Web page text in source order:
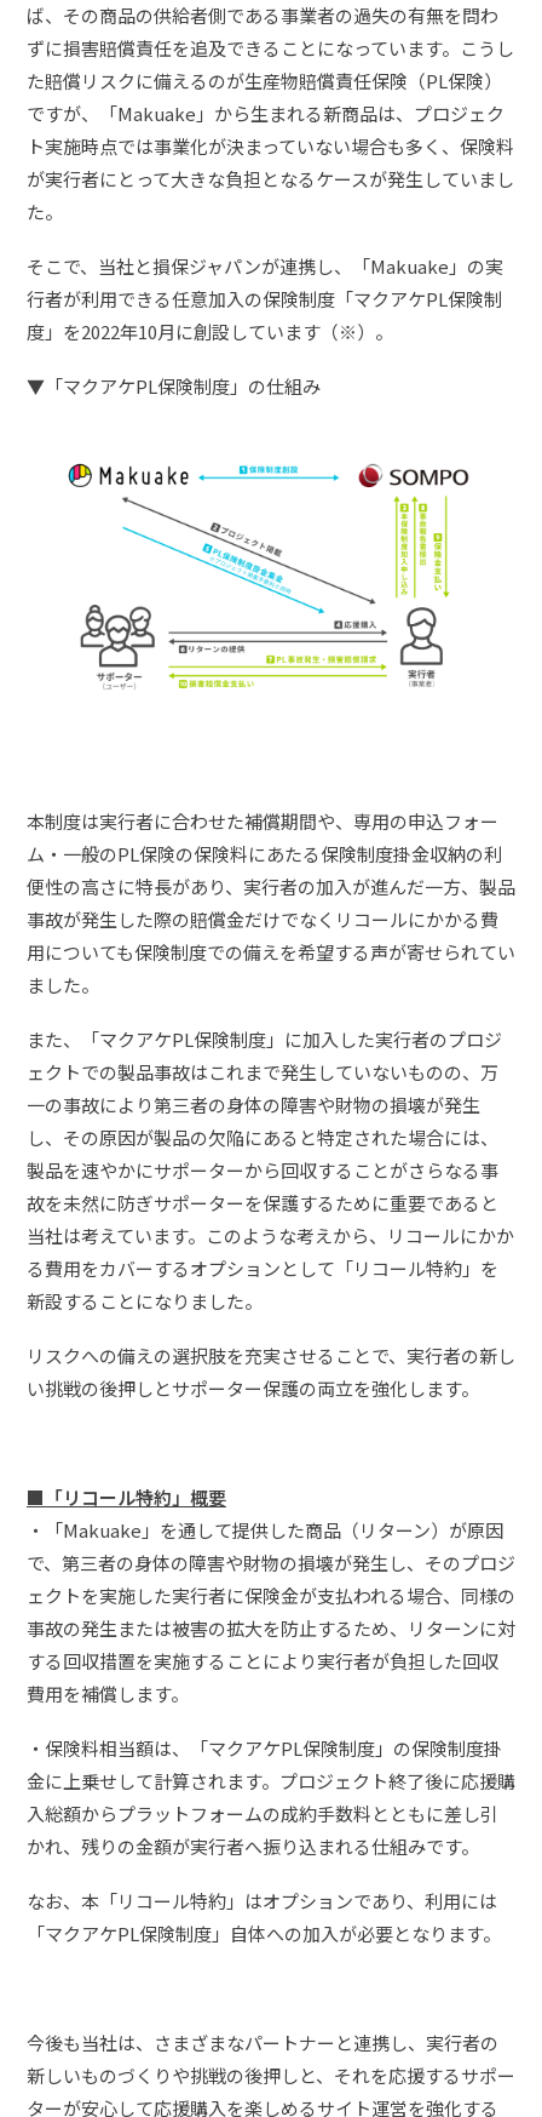
ば、その商品の供給者側である事業者の過失の有無を問わ
ずに損害賠償責任を追及できることになっています。こうし
た賠償リスクに備えるのが生産物賠償責任保険（PL保険）
ですが、「Makuake」から生まれる新商品は、プロジェク
ト実施時点では事業化が決まっていない場合も多く、保険料
が実行者にとって大きな負担となるケースが発生していまし
た。
そこで、当社と損保ジャパンが連携し、「Makuake」の実
行者が利用できる任意加入の保険制度「マクアケPL保険制
度」を2022年10月に創設しています（※）。
▼「マクアケPL保険制度」の仕組み
本制度は実行者に合わせた補償期間や、専用の申込フォー
ム・一般のPL保険の保険料にあたる保険制度掛金収納の利
便性の高さに特長があり、実行者の加入が進んだ一方、製品
事故が発生した際の賠償金だけでなくリコールにかかる費
用についても保険制度での備えを希望する声が寄せられてい
ました。
また、「マクアケPL保険制度」に加入した実行者のプロジ
ェクトでの製品事故はこれまで発生していないものの、万
一の事故により第三者の身体の障害や財物の損壊が発生
し、その原因が製品の欠陥にあると特定された場合には、
製品を速やかにサポーターから回収することがさらなる事
故を未然に防ぎサポーターを保護するために重要であると
当社は考えています。このような考えから、リコールにかか
る費用をカバーするオプションとして「リコール特約」を
新設することになりました。
リスクへの備えの選択肢を充実させることで、実行者の新し
い挑戦の後押しとサポーター保護の両立を強化します。
■ 「リコール特約」 概要
・「Makuake」を通して提供した商品（リターン）が原因
で、第三者の身体の障害や財物の損壊が発生し、そのプロジ
ェクトを実施した実行者に保険金が支払われる場合、同様の
事故の発生または被害の拡大を防止するため、リターンに対
する回収措置を実施することにより実行者が負担した回収
費用を補償します。
・保険料相当額は、「マクアケPL保険制度」の保険制度掛
金に上乗せして計算されます。プロジェクト終了後に応援購
入総額からプラットフォームの成約手数料とともに差し引
かれ、残りの金額が実行者へ振り込まれる仕組みです。
なお、本「リコール特約」はオプションであり、利用には
「マクアケPL保険制度」自体への加入が必要となります。
今後も当社は、さまざまなパートナーと連携し、実行者の
新しいものづくりや挑戦の後押しと、それを応援するサポー
ターが安心して応援購入を楽しめるサイト運営を強化する